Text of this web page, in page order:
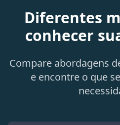
Diferentes
conhecer
Compare abordagens
e encontre o que